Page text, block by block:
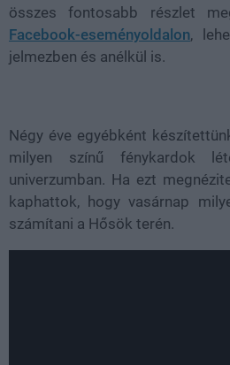
összes fontosabb részlet
Facebook-eseményoldalon,
jelmezben és anélkül is.
Négy éve egyébként
milyen színű fénykardok
univerzumban. Ha ezt
kaphattok, hogy vasárnap
számítani a Hősök terén.